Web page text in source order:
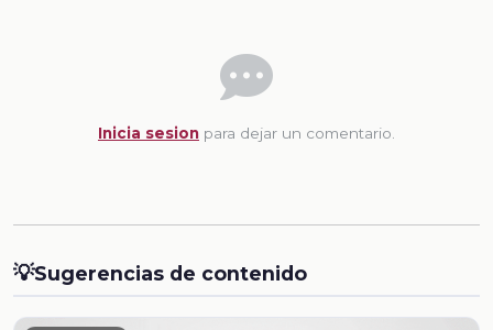
Inicia sesion para dejar un comentario.
💡Sugerencias de contenido